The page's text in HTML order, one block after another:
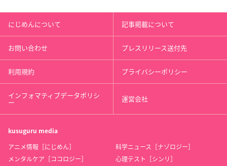
にじめんについて 記事掲載について
お問い合わせ プレスリリース送付先
利用規約 プライバシーポリシー
インフォマティブデータポリシ
ー 運営会社
kusuguru media
アニメ情報［にじめん］
科学ニュース［ナゾロジー］
メンタルケア［ココロジー］
心理テスト［シンリ］